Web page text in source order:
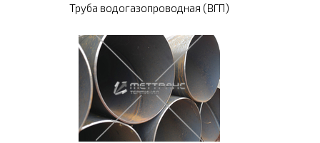
Труба водогазопроводная (ВГП)